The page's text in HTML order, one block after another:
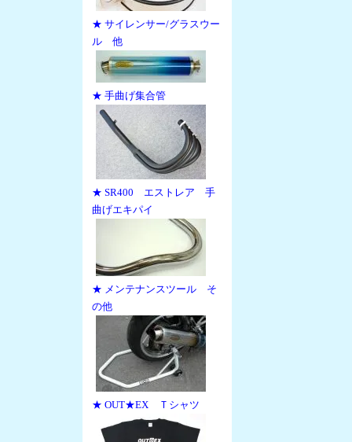
★ サイレンサー/グラスウー
ル 他
★ 手曲げ集合管
★ SR400 エストレア 手
曲げエキパイ
★ メンテナンスツール そ
の他
★ OUT★EX Ｔシャツ